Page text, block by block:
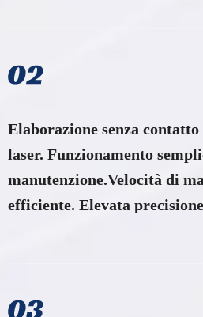
Elaborazione senza
laser. Funzionamento
manutenzione.Velocità di
efficiente. Elevata